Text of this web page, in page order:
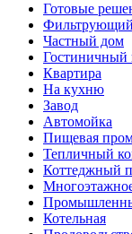
Готовые
Фильтрующий
Частный дом
Гостиничный
Квартира
На кухню
Завод
Автомойка
Пищевая
Тепличный
Коттеджный
Котельная